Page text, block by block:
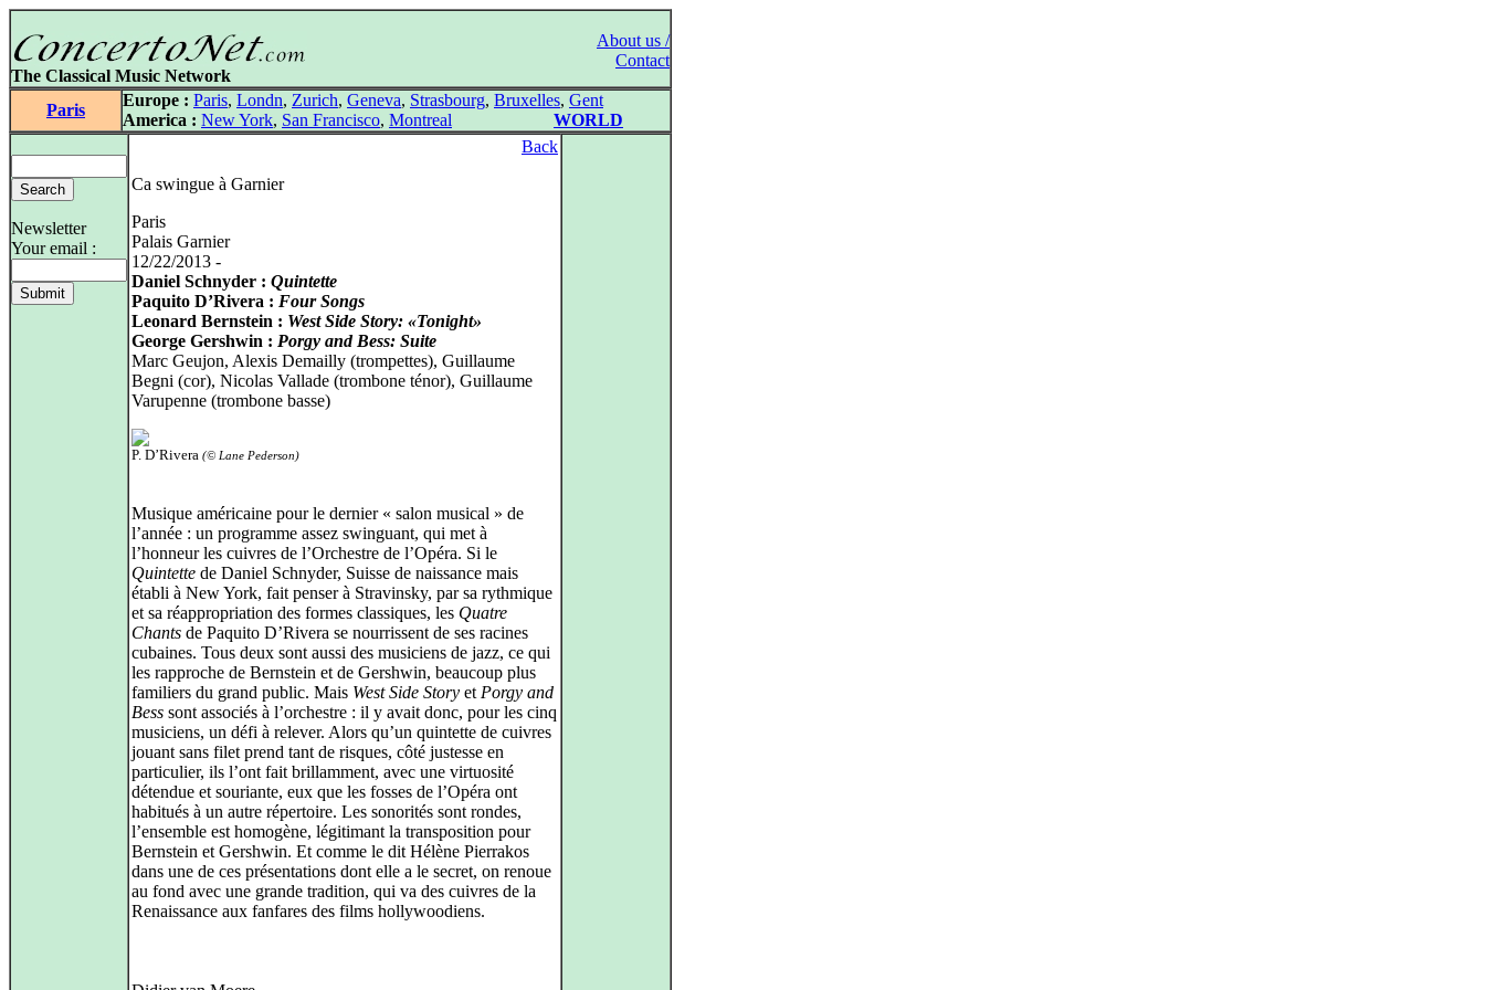
About us /
Contact
The Classical Music Network
Paris
Europe : Paris, Londn, Zurich, Geneva, Strasbourg, Bruxelles, Gent
America : New York, San Francisco, Montreal WORLD
Newsletter
Your email :
Back
Ca swingue à Garnier
Paris
Palais Garnier
12/22/2013 -
Daniel Schnyder : Quintette
Paquito D’Rivera : Four Songs
Leonard Bernstein : West Side Story: «Tonight»
George Gershwin : Porgy and Bess: Suite
Marc Geujon, Alexis Demailly (trompettes), Guillaume
Begni (cor), Nicolas Vallade (trombone ténor), Guillaume
Varupenne (trombone basse)
P. D’Rivera (© Lane Pederson)
Musique américaine pour le dernier « salon musical » de
l’année : un programme assez swinguant, qui met à
l’honneur les cuivres de l’Orchestre de l’Opéra. Si le
Quintette de Daniel Schnyder, Suisse de naissance mais
établi à New York, fait penser à Stravinsky, par sa rythmique
et sa réappropriation des formes classiques, les Quatre
Chants de Paquito D’Rivera se nourrissent de ses racines
cubaines. Tous deux sont aussi des musiciens de jazz, ce qui
les rapproche de Bernstein et de Gershwin, beaucoup plus
familiers du grand public. Mais West Side Story et Porgy and
Bess sont associés à l’orchestre : il y avait donc, pour les cinq
musiciens, un défi à relever. Alors qu’un quintette de cuivres
jouant sans filet prend tant de risques, côté justesse en
particulier, ils l’ont fait brillamment, avec une virtuosité
détendue et souriante, eux que les fosses de l’Opéra ont
habitués à un autre répertoire. Les sonorités sont rondes,
l’ensemble est homogène, légitimant la transposition pour
Bernstein et Gershwin. Et comme le dit Hélène Pierrakos
dans une de ces présentations dont elle a le secret, on renoue
au fond avec une grande tradition, qui va des cuivres de la
Renaissance aux fanfares des films hollywoodiens.